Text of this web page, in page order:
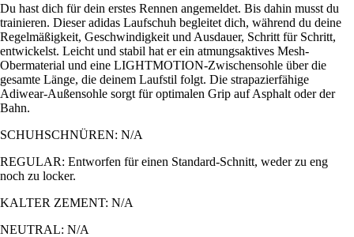
Du hast dich für dein erstes Rennen angemeldet. Bis dahin musst du
trainieren. Dieser adidas Laufschuh begleitet dich, während du deine
Regelmäßigkeit, Geschwindigkeit und Ausdauer, Schritt für Schritt,
entwickelst. Leicht und stabil hat er ein atmungsaktives Mesh-
Obermaterial und eine LIGHTMOTION-Zwischensohle über die
gesamte Länge, die deinem Laufstil folgt. Die strapazierfähige
Adiwear-Außensohle sorgt für optimalen Grip auf Asphalt oder der
Bahn.
SCHUHSCHNÜREN: N/A
REGULAR: Entworfen für einen Standard-Schnitt, weder zu eng
noch zu locker.
KALTER ZEMENT: N/A
NEUTRAL: N/A